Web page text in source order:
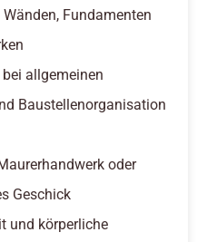
Fundamenten
allgemeinen
Baustellenorganisation
oder
Geschick
und körperliche